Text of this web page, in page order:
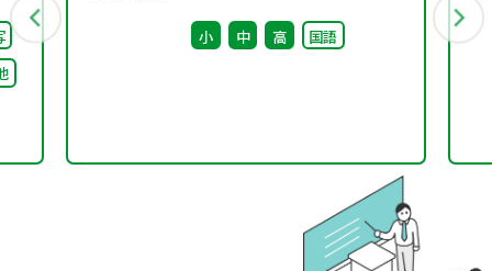
回） 配付資料
小 中 高 国語